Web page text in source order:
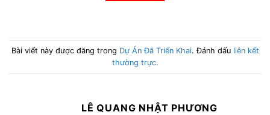
Bài viết này được đăng trong Dự Án Đã Triển Khai. Đánh dấu liên kết
thường trực.
LÊ QUANG NHẬT PHƯƠNG